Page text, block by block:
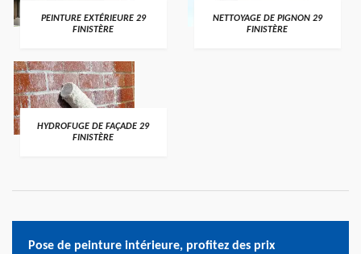
PEINTURE EXTÉRIEURE 29
FINISTÈRE
NETTOYAGE DE PIGNON 29
FINISTÈRE
HYDROFUGE DE FAÇADE 29
FINISTÈRE
Pose de peinture intérieure, profitez des prix